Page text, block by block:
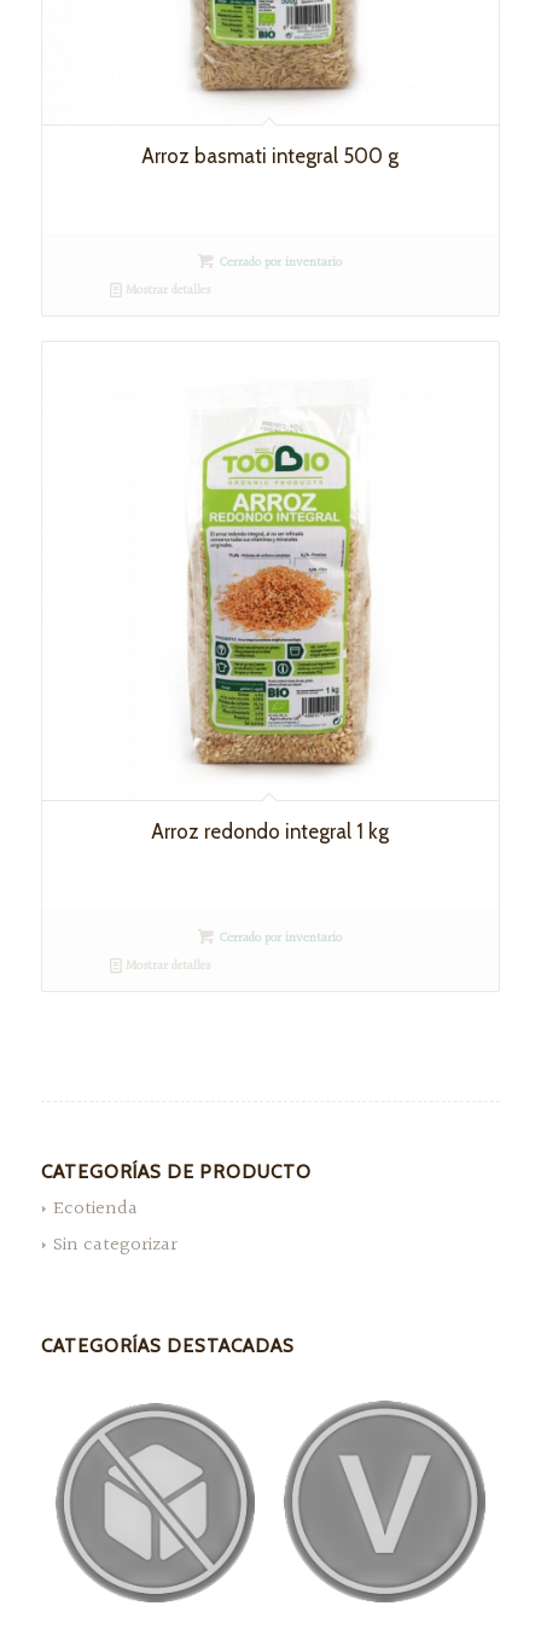
Arroz basmati integral 500 g
Cerrado por inventario
Mostrar detalles
Arroz redondo integral 1 kg
Cerrado por inventario
Mostrar detalles
CATEGORÍAS DE PRODUCTO
Ecotienda
Sin categorizar
CATEGORÍAS DESTACADAS